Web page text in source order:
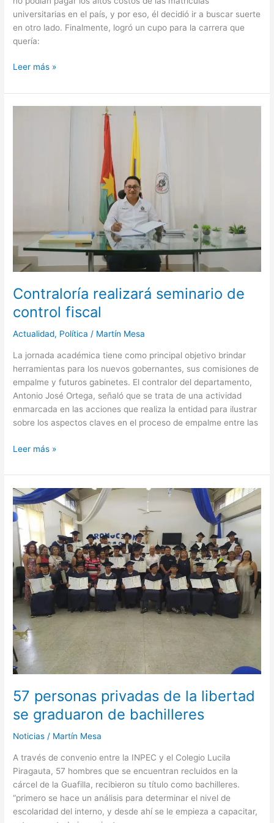
universitarias en el país, y por eso, él decidió ir a buscar suerte
en otro lado. Finalmente, logró un cupo para la carrera que
quería:
Leer más »
Contraloría realizará seminario de
control fiscal
Actualidad, Política / Martín Mesa
La jornada académica tiene como principal objetivo brindar
herramientas para los nuevos gobernantes, sus comisiones de
empalme y futuros gabinetes. El contralor del departamento,
Antonio José Ortega, señaló que se trata de una actividad
enmarcada en las acciones que realiza la entidad para ilustrar
sobre los aspectos claves en el proceso de empalme entre las
Leer más »
57 personas privadas de la libertad
se graduaron de bachilleres
Noticias / Martín Mesa
A través de convenio entre la INPEC y el Colegio Lucila
Piragauta, 57 hombres que se encuentran recluidos en la
cárcel de la Guafilla, recibieron su título como bachilleres.
“primero se hace un análisis para determinar el nivel de
escolaridad del interno, y desde ahí se le empieza a capacitar,
57
personas
privadas
de
libertad
se
graduaron
de
bachilleres